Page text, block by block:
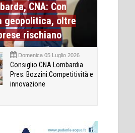
CNA: Con
geopolitica, oltre
rischiano
Domenica 05 Luglio 2026
Consiglio CNA Lombardia
Pres. Bozzini:Competitività e
innovazione